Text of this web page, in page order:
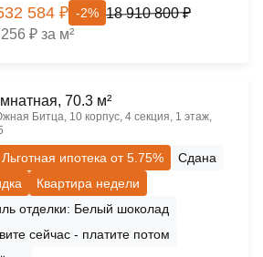
584 ₽ -2% 18 910 800 ₽
₽ за м²
70.3 м²
Битца, 10 корпус, 4 секция, 1 этаж,
Льготная ипотека от 5.75%
Сдана
Квартира недели
отделки: Белый шоколад
сейчас - платите потом